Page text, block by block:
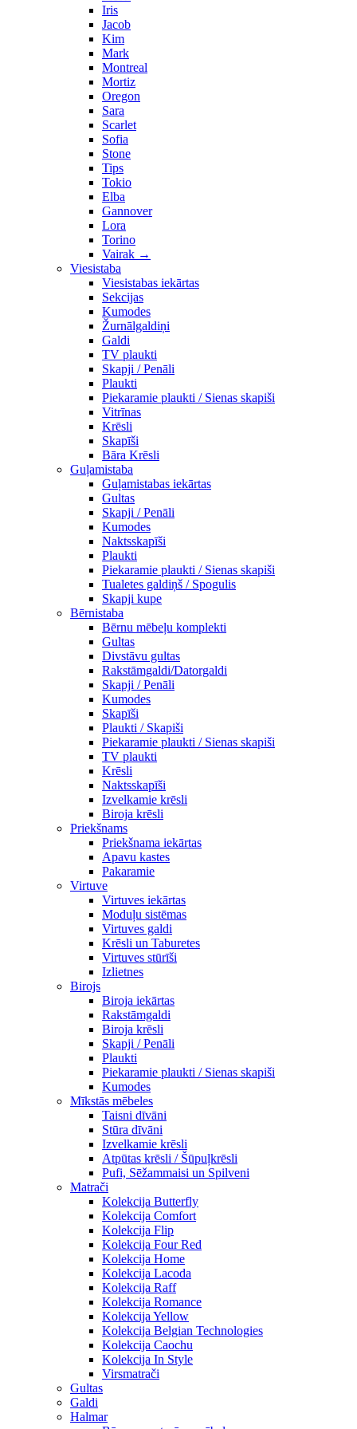
Iris
Jacob
Kim
Mark
Montreal
Mortiz
Oregon
Sara
Scarlet
Sofia
Stone
Tips
Tokio
Elba
Gannover
Lora
Torino
Vairak →
Viesistaba
Viesistabas iekārtas
Sekcijas
Kumodes
Žurnālgaldiņi
Galdi
TV plaukti
Skapji / Penāli
Plaukti
Piekaramie plaukti / Sienas skapiši
Vitrīnas
Krēsli
Skapīši
Bāra Krēsli
Guļamistaba
Guļamistabas iekārtas
Gultas
Skapji / Penāli
Kumodes
Naktsskapīši
Plaukti
Piekaramie plaukti / Sienas skapiši
Tualetes galdiņš / Spogulis
Skapji kupe
Bērnistaba
Bērnu mēbeļu komplekti
Gultas
Divstāvu gultas
Rakstāmgaldi/Datorgaldi
Skapji / Penāli
Kumodes
Skapīši
Plaukti / Skapiši
Piekaramie plaukti / Sienas skapiši
TV plaukti
Krēsli
Naktsskapīši
Izvelkamie krēsli
Biroja krēsli
Priekšnams
Priekšnama iekārtas
Apavu kastes
Pakaramie
Virtuve
Virtuves iekārtas
Moduļu sistēmas
Virtuves galdi
Krēsli un Taburetes
Virtuves stūrīši
Izlietnes
Birojs
Biroja iekārtas
Rakstāmgaldi
Biroja krēsli
Skapji / Penāli
Plaukti
Piekaramie plaukti / Sienas skapiši
Kumodes
Mīkstās mēbeles
Taisni dīvāni
Stūra dīvāni
Izvelkamie krēsli
Atpūtas krēsli / Šūpuļkrēsli
Pufi, Sēžammaisi un Spilveni
Matrači
Kolekcija Butterfly
Kolekcija Comfort
Kolekcija Flip
Kolekcija Four Red
Kolekcija Home
Kolekcija Lacoda
Kolekcija Raff
Kolekcija Romance
Kolekcija Yellow
Kolekcija Belgian Technologies
Kolekcija Caochu
Kolekcija In Style
Virsmatrači
Gultas
Galdi
Halmar